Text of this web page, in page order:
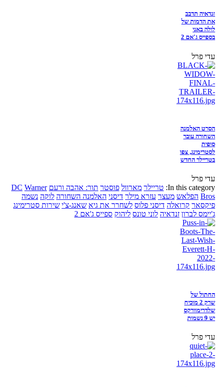
זנדאיה תדבב
את הדמות של
לולה באני
בספייס ג'אם 2
עדי פרל
הסרט האלמנה
השחורה עובר
סופית
לסטרימינג, צפו
בטריילר החדש
עדי פרל
In this category: טריילר מארוול פוסטר תור: אהבה ורעם DC Warner
Bros הפלאש מעצר עזרא מילר דיסני האלמנה השחורה לוקה נשמה
פיקסאר קרואלה דיסני פלוס לשחרר את גיא שאנג-צ'י שירות סטרימינג
ג'יימס לברון זנדאיה לוני טונס ליהוק ספייס ג'אם 2
החתול של
שרק 2 מוכיח
שלדרימוורקס
יש 9 נשמות
עדי פרל